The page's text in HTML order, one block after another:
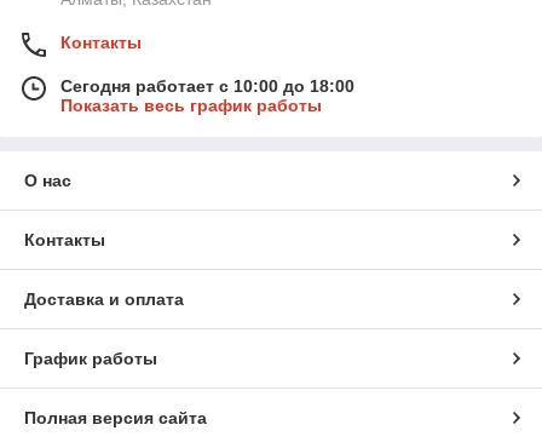
Контакты
Сегодня работает с 10:00 до 18:00
Показать весь график работы
О нас
Контакты
Доставка и оплата
График работы
Полная версия сайта